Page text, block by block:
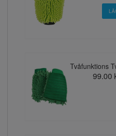
Tvåfunktions
99.00